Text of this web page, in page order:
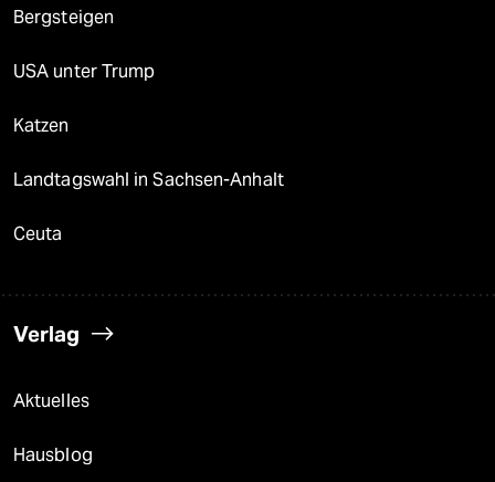
Bergsteigen
USA unter Trump
Katzen
Landtagswahl in Sachsen-Anhalt
Ceuta
Verlag
Aktuelles
Hausblog